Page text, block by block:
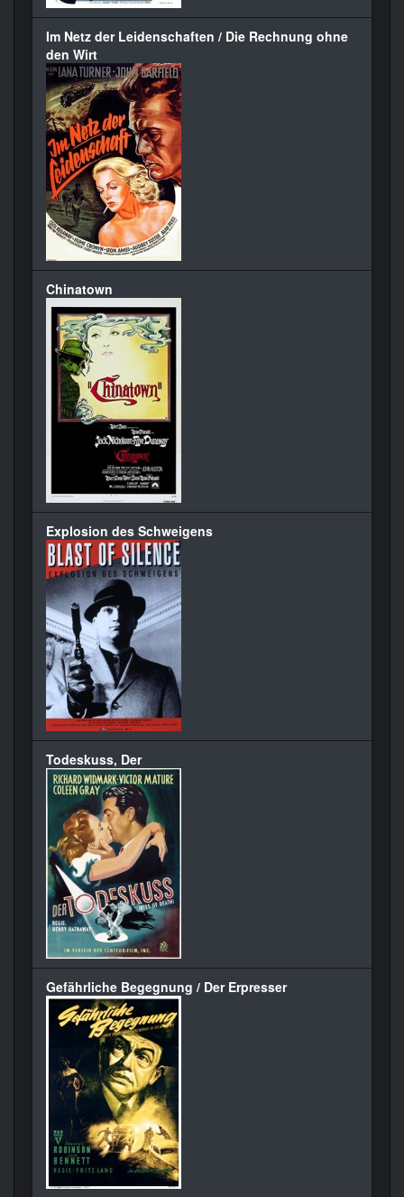
Im Netz der Leidenschaften / Die Rechnung ohne
den Wirt
Chinatown
Explosion des Schweigens
Todeskuss, Der
Gefährliche Begegnung / Der Erpresser